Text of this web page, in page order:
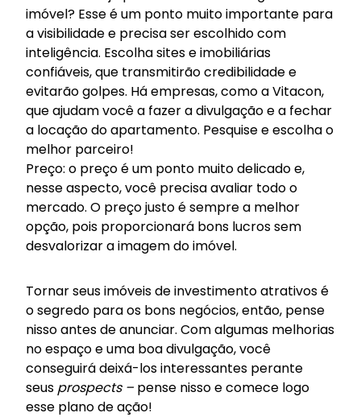
imóvel? Esse é um ponto muito importante para
a visibilidade e precisa ser escolhido com
inteligência. Escolha sites e imobiliárias
confiáveis, que transmitirão credibilidade e
evitarão golpes. Há empresas, como aVitacon,
que ajudam você a fazer a divulgação e a fechar
a locação do apartamento. Pesquise e escolha o
melhor parceiro!
Preço: o preço é um ponto muito delicado e,
nesse aspecto, você precisa avaliar todo o
mercado. O preço justo é sempre a melhor
opção, pois proporcionará bons lucros sem
desvalorizar a imagem do imóvel.
Tornar seus imóveis de investimento atrativos é
o segredo para os bons negócios, então, pense
nisso antes de anunciar. Com algumas melhorias
no espaço e uma boa divulgação, você
conseguirá deixá-los interessantes perante
seus prospects – pense nisso e comece logo
esse plano de ação!